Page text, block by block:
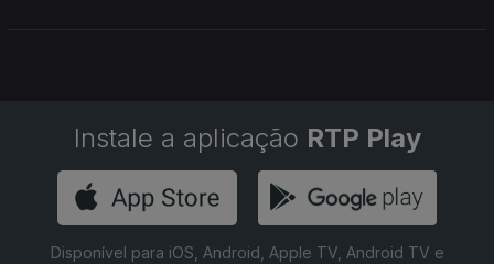
Instale a aplicação RTP Play
Disponível para iOS, Android, Apple TV, Android TV e